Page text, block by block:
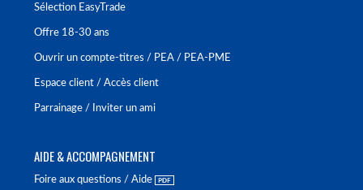
Sélection EasyTrade
Offre 18-30 ans
Ouvrir un compte-titres / PEA / PEA-PME
Espace client / Accès client
Parrainage / Inviter un ami
AIDE & ACCOMPAGNEMENT
Foire aux questions / Aide